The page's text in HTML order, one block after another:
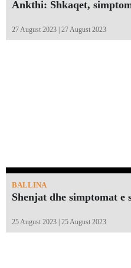
Ankthi: Shkaqet,
27 August 2023 | 27 August 2023
BALLINA
Shenjat dhe simptomat e
25 August 2023 | 25 August 2023